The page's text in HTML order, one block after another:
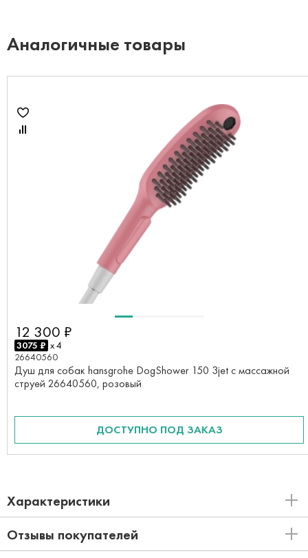
Аналогичные товары
12 300 ₽
3075 ₽ x 4
26640560
Душ для собак hansgrohe DogShower 150 3jet с массажной
струей 26640560, розовый
ДОСТУПНО ПОД ЗАКАЗ
Характеристики
Отзывы покупателей